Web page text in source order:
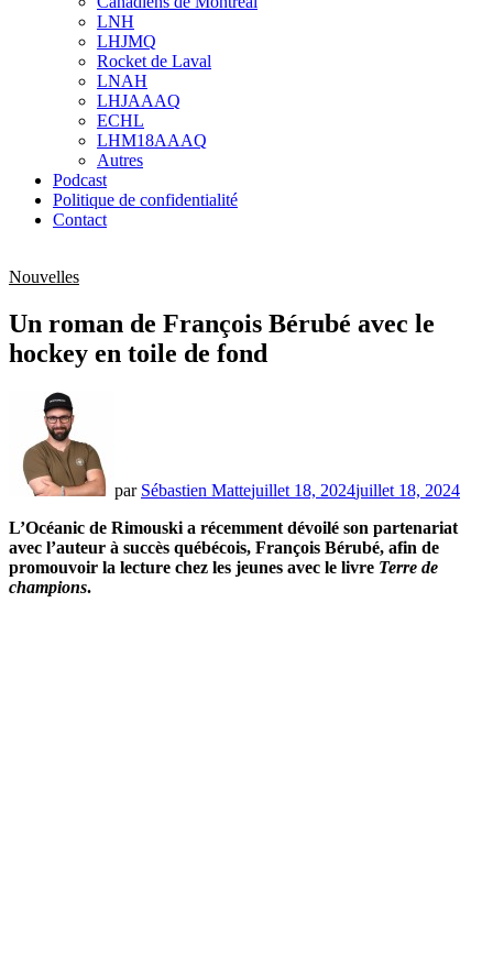
sub
menu
LNH
LHJMQ
Rocket de Laval
LNAH
LHJAAAQ
ECHL
LHM18AAAQ
Autres
Podcast
Politique de confidentialité
Contact
Nouvelles
Un roman de François Bérubé avec le
hockey en toile de fond
par Sébastien Mattejuillet 18, 2024juillet 18, 2024
L’Océanic de Rimouski a récemment dévoilé son partenariat
avec l’auteur à succès québécois, François Bérubé, afin de
promouvoir la lecture chez les jeunes avec le livre Terre de
champions.